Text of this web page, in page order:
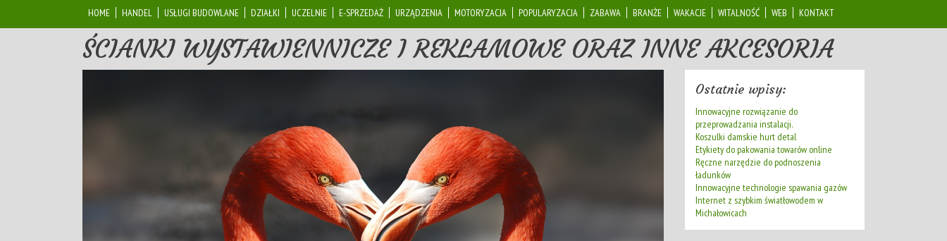
HOME HANDEL USŁUGI BUDOWLANE DZIAŁKI UCZELNIE E-SPRZEDAŻ URZĄDZENIA MOTORYZACJA POPULARYZACJA ZABAWA BRANŻE WAKACJE WITALNOŚĆ WEB KONTAKT
ŚCIANKI WYSTAWIENNICZE I REKLAMOWE ORAZ INNE AKCESORIA
Ostatnie wpisy:
Innowacyjne rozwiązanie do
przeprowadzania instalacji.
Koszulki damskie hurt detal
Etykiety do pakowania towarów online
Ręczne narzędzie do podnoszenia
ładunków
Innowacyjne technologie spawania gazów
Internet z szybkim światłowodem w
Michałowicach